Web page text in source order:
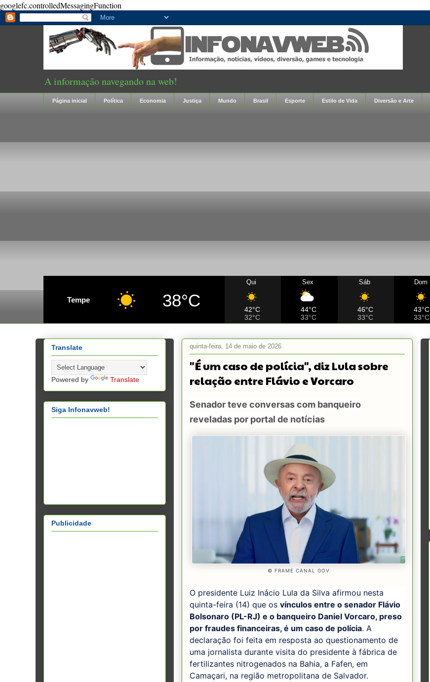
googlefc.controlledMessagingFunction
A informação navegando na web!
Página inicial Política Economia Justiça Mundo Brasil Esporte Estilo de Vida Diversão e Arte
Tempe 38°C
Qui
42°C
32°C
Sex
44°C
33°C
Sáb
46°C
33°C
Dom
43°C
33°C
quinta-feira, 14 de maio de 2026
"É um caso de polícia", diz Lula sobre
relação entre Flávio e Vorcaro
Senador teve conversas com banqueiro
reveladas por portal de notícias
© FRAME CANAL GOV
O presidente Luiz Inácio Lula da Silva afirmou nesta
quinta-feira (14) que os vínculos entre o senador Flávio
Bolsonaro (PL-RJ) e o banqueiro Daniel Vorcaro, preso
por fraudes financeiras, é um caso de polícia. A
declaração foi feita em resposta ao questionamento de
uma jornalista durante visita do presidente à fábrica de
fertilizantes nitrogenados na Bahia, a Fafen, em
Camaçari, na região metropolitana de Salvador.
Translate
Powered by Translate
Siga Infonavweb!
Publicidade